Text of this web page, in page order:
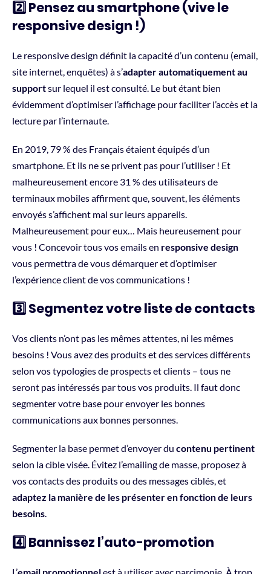
2️⃣ Pensez au smartphone (vive le
responsive design !)
Le responsive design définit la capacité d’un contenu (email,
site internet, enquêtes) à s’adapter automatiquement au
supportsur lequel il est consulté. Le but étant bien
évidemment d’optimiser l’affichage pour faciliter l’accès et la
lecture par l’internaute.
En 2019, 79 % des Français étaient équipés d’un
smartphone. Et ils ne se privent pas pour l’utiliser ! Et
malheureusement encore 31 % des utilisateurs de
terminaux mobiles affirment que, souvent, les éléments
envoyés s’affichent mal sur leurs appareils.
Malheureusement pour eux… Mais heureusement pour
vous ! Concevoir tous vos emails en responsive design
vous permettra de vous démarquer et d’optimiser
l’expérience client de vos communications !
3️⃣ Segmentez votre liste de contacts
Vos clients n’ont pas les mêmes attentes, ni les mêmes
besoins ! Vous avez des produits et des services différents
selon vos typologies de prospects et clients – tous ne
seront pas intéressés par tous vos produits. Il faut donc
segmenter votre base pour envoyer les bonnes
communications aux bonnes personnes.
Segmenter la base permet d’envoyer du contenu pertinent
selon la cible visée. Évitez l’emailing de masse, proposez à
vos contacts des produits ou des messages ciblés, et
adaptez la manière de les présenter en fonction de leurs
besoins
4️⃣ Bannissez l’auto-promotion